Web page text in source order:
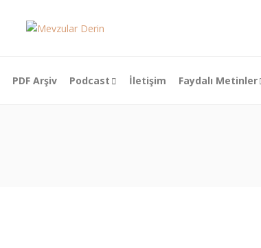
PDF Arşiv Podcast İletişim Faydalı Metinler